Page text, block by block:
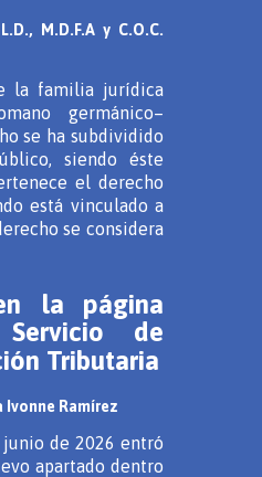
M.D.F.A y C.O.C.
la familia jurídica
germánico–
se ha subdividido
siendo éste
el derecho
está vinculado a
se considera
la página
de
Tributaria
Ivonne Ramírez
de 2026 entró
apartado dentro